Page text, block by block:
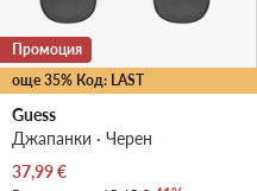
още 35% Код: LAST
Промоция
Guess
Джапанки · Черен
Актуална цена
37,99€